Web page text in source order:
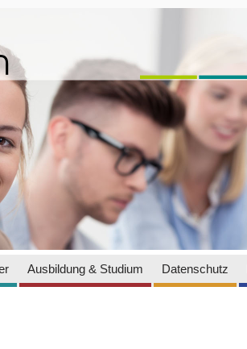
Ausbildung & Studium Datenschutz